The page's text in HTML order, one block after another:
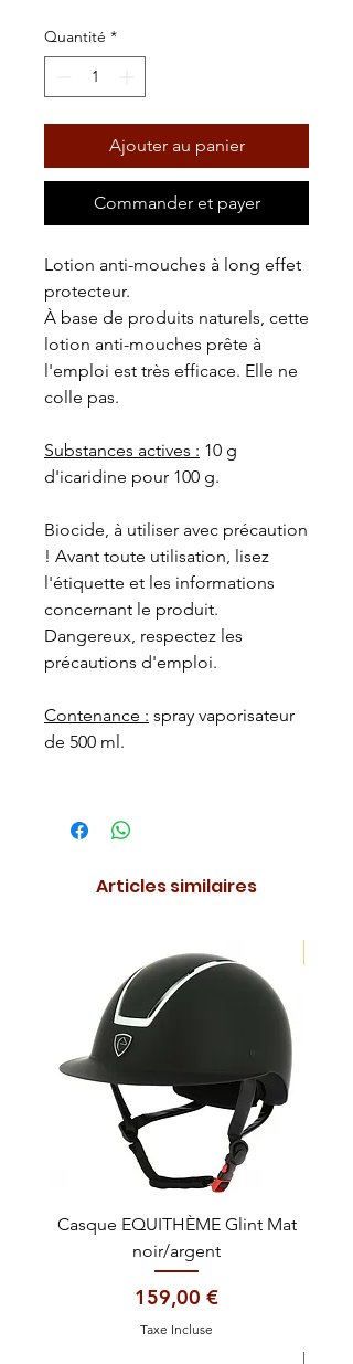
Quantité *
Ajouter au panier
Commander et payer
Lotion anti-mouches à long effet
protecteur.
À base de produits naturels, cette
lotion anti-mouches prête à
l'emploi est très efficace. Elle ne
colle pas.
Substances actives : 10 g
d'icaridine pour 100 g.
Biocide, à utiliser avec précaution
! Avant toute utilisation, lisez
l'étiquette et les informations
concernant le produit.
Dangereux, respectez les
précautions d'emploi.
Contenance : spray vaporisateur
de 500 ml.
Articles similaires
Casque EQUITHÈME Glint Mat
noir/argent
Prix
159,00 €
Taxe Incluse